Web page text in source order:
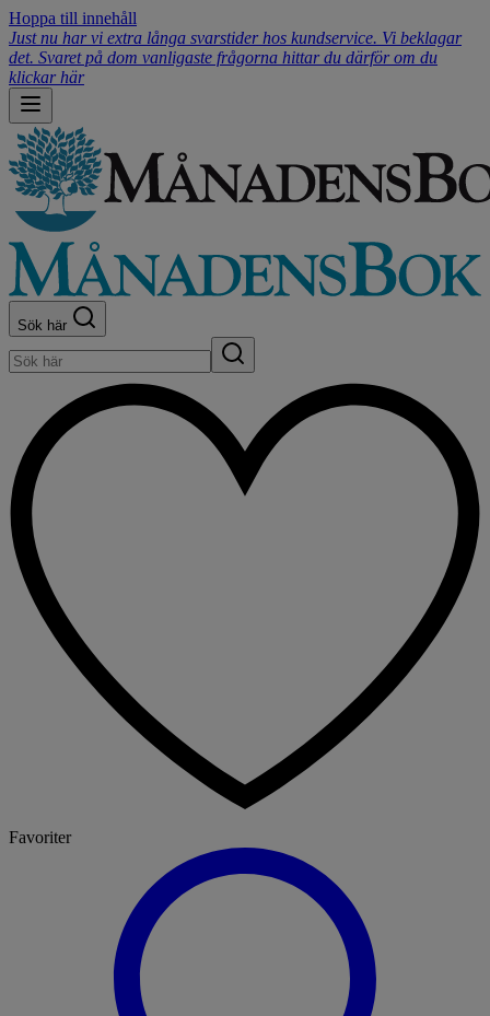
Hoppa till innehåll
Just nu har vi extra långa svarstider hos kundservice. Vi beklagar
det. Svaret på dom vanligaste frågorna hittar du därför om du
klickar här
Sök här
Favoriter